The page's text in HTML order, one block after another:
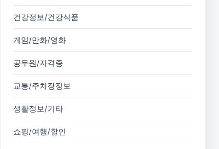
건강정보/건강식품
게임/만화/영화
공무원/자격증
교통/주차장정보
생활정보/기타
쇼핑/여행/할인